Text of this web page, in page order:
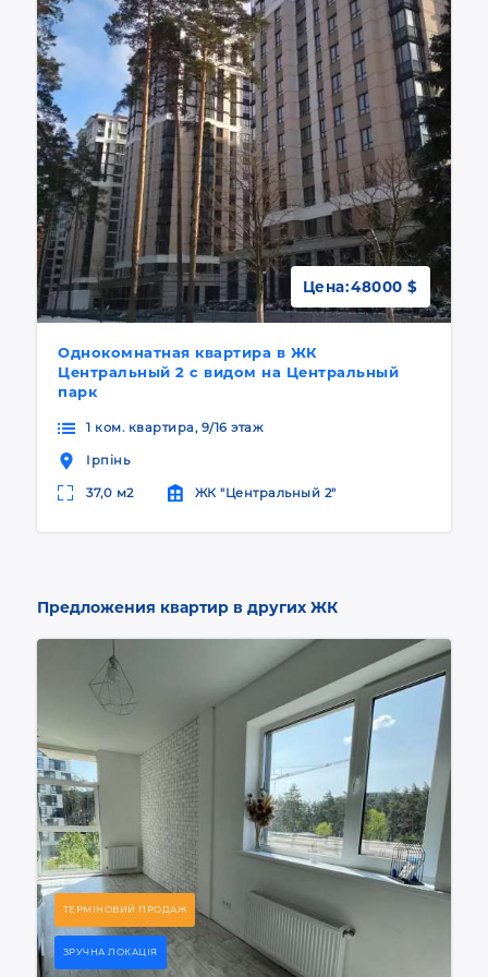
Однокомнатная квартира в ЖК
Центральный 2 с видом на Центральный
парк
Цена:48000 $
1 ком. квартира, 9/16 этаж
Ірпінь
37,0 м2 ЖК "Центральный 2"
Предложения квартир в других ЖК
ТЕРМІНОВИЙ ПРОДАЖ
ЗРУЧНА ЛОКАЦІЯ